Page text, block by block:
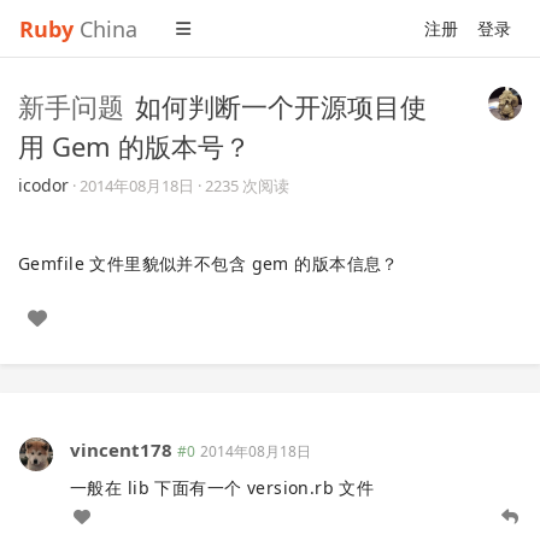
Ruby China 注册 登录
新手问题 如何判断一个开源项目使
用 Gem 的版本号？
icodor ·2014年08月18日 · 2235 次阅读
Gemfile 文件里貌似并不包含 gem 的版本信息？
vincent178 #0 2014年08月18日
一般在 lib 下面有一个 version.rb 文件